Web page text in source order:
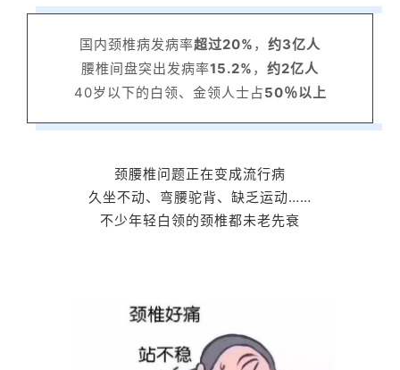
国内颈椎病发病率超过20% ， 约3亿人
腰椎间盘突出发病率15.2% ， 约2亿人
40岁以下的白领、金领人士占50％以上
颈腰椎问题正在变成流行病
久坐不动、弯腰驼背、缺乏运动……
不少年轻白领的颈椎都未老先衰